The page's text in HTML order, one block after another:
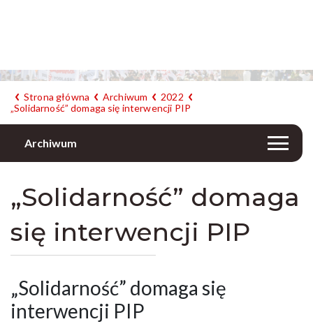
Strona główna Archiwum
2022
„Solidarność” domaga się interwencji PIP
Archiwum
„Solidarność” domaga
się interwencji PIP
„Solidarność” domaga się
interwencji PIP